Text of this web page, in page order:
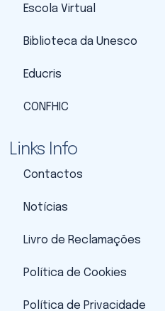
Escola Virtual
Biblioteca da Unesco
Educris
CONFHIC
Links Info
Contactos
Notícias
Livro de Reclamações
Política de Cookies
Política de Privacidade